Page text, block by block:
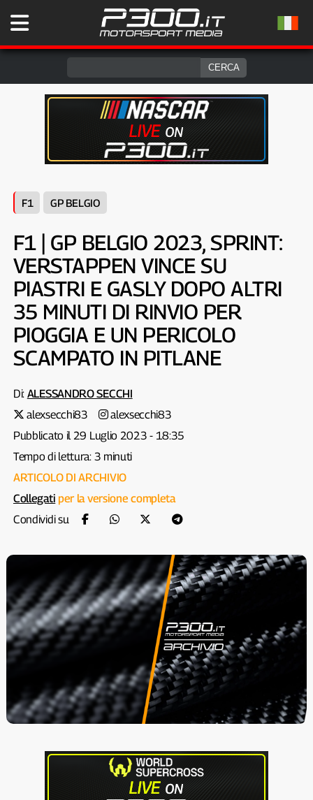
F1 GP BELGIO
F1 | GP BELGIO 2023, SPRINT:
VERSTAPPEN VINCE SU
PIASTRI E GASLY DOPO ALTRI
35 MINUTI DI RINVIO PER
PIOGGIA E UN PERICOLO
SCAMPATO IN PITLANE
Di: ALESSANDRO SECCHI
alexsecchi83
alexsecchi83
Pubblicato il 29 Luglio 2023 - 18:35
Tempo di lettura: 3 minuti
ARTICOLO DI ARCHIVIO
Collegati per la versione completa
Condividi su